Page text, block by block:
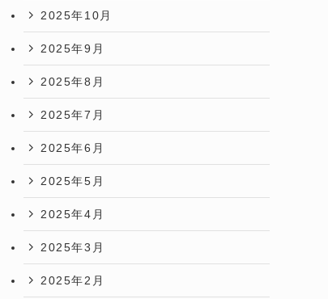
2025年10月
2025年9月
2025年8月
2025年7月
2025年6月
2025年5月
2025年4月
2025年3月
2025年2月